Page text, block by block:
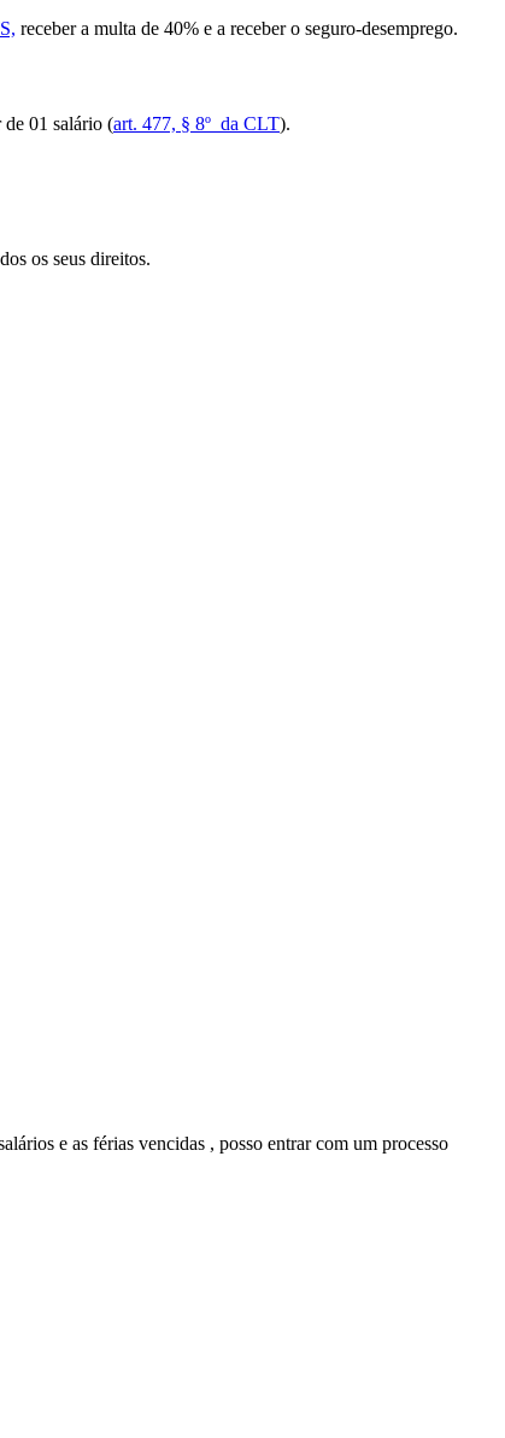
receber a multa de 40% e a receber o seguro-desemprego.
de 01 salário (art. 477, § 8º da CLT).
os seus direitos.
e as férias vencidas , posso entrar com um processo